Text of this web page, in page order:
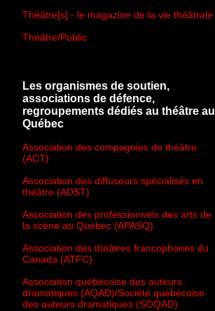
Théâtre[s] - le magazine de la vie théâtrale
Théâtre/Public
Les organismes de soutien,
associations de défence,
regroupements dédiés au théâtre au
Québec
Association des compagnies de théâtre
(ACT)
Association des diffuseurs spécialisés en
théâtre (ADST)
Association des professionnels des arts de
la scène au Québec (APASQ)
Association des théâtres francophones du
Canada (ATFC)
Association québécoise des auteurs
dramatiques (AQAD)/Société québécoise
des auteurs dramatiques (SOQAD)